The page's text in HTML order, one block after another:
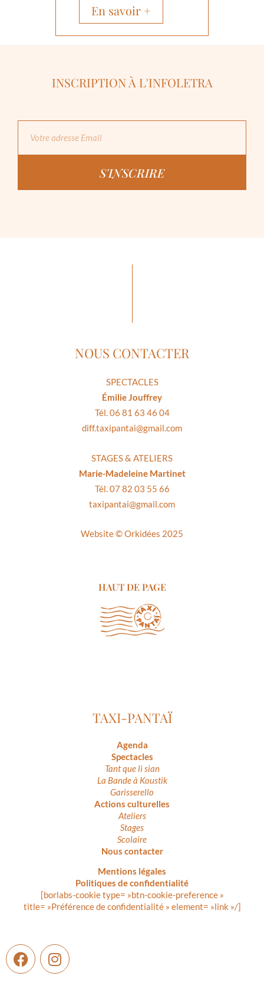
En savoir +
INSCRIPTION À L'INFOLETRA
S'INSCRIRE
NOUS CONTACTER
SPECTACLES
Émilie Jouffrey
Tél. 06 81 63 46 04
diff.taxipantai@gmail.com
STAGES & ATELIERS
Marie-Madeleine Martinet
Tél. 07 82 03 55 66
taxipantai@gmail.com
Website ©Orkidées 2025
HAUT DE PAGE
TAXI-PANTAÏ
Agenda
Spectacles
Tant que li sian
La Bande à Koustik
Garisserello
Actions culturelles
Ateliers
Stages
Scolaire
Nous contacter
Mentions légales
Politiques de confidentialité
[borlabs-cookie type= »btn-cookie-preference »
title= »Préférence de confidentialité » element= »link »/]